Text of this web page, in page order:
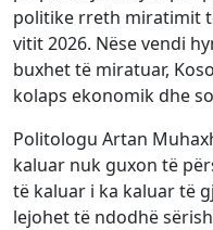
politike rreth miratimit
vitit 2026. Nëse vendi
buxhet të miratuar,
kolaps ekonomik dhe
Politologu Artan
kaluar nuk guxon të
të kaluar i ka kaluar të
lejohet të ndodhë